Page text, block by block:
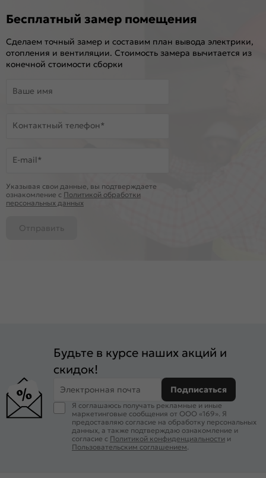
Бесплатный замер помещения
Сделаем точный замер и составим план вывода электрики,
отопления и вентиляции. Стоимость замера вычитается из
конечной стоимости сборки
Ваше имя
Контактный телефон*
E-mail*
Указывая свои данные, вы подтверждаете
ознакомление c Политикой обработки
персональных данных
Отправить
Будьте в курсе наших акций и
скидок!
Электронная почта Подписаться
Я соглашаюсь получать рекламные и иные
маркетинговые сообщения от ООО «169». Я
предоставляю согласие на обработку персональных
данных, а также подтверждаю ознакомление и
согласие с Политикой конфиденциальности и
Пользовательским соглашением